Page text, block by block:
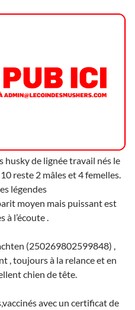
husky de lignée travail nés le
reste 2 mâles et 4 femelles.
légendes
moyen mais puissant est
l’écoute .
(250269802599848) ,
, toujours à la relance et en
chien de tête.
avec un certificat de